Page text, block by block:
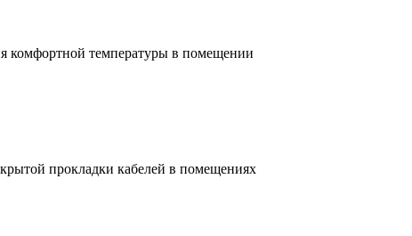
комфортной температуры в помещении
прокладки кабелей в помещениях